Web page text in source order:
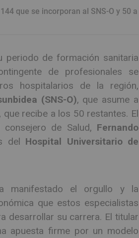
que se incorporan al SNS-O y 50 a
periodo de formación sanitaria
de profesionales se
hospitalarios de la región,
(SNS-O), que asume a
, que recibe a los 50 restantes. El
de Salud, Fernando
del Hospital Universitario de
manifestado el orgullo y la
que estos especialistas
desarrollar su carrera. El titular
apuesta firme por un modelo